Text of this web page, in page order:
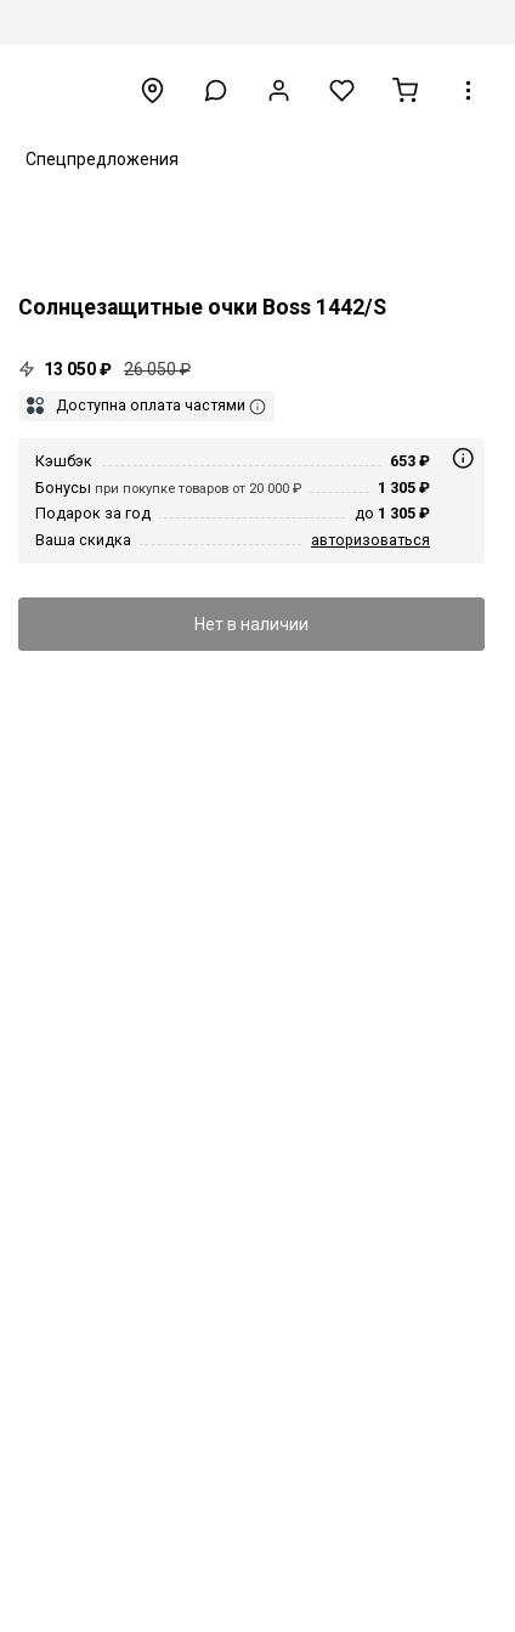
Спецпредложения
Солнцезащитные очки Boss 1442/S
13 050 ₽ 26 050 ₽
Доступна оплата частями
Кэшбэк
653 ₽
Бонусы при покупке товаров от 20 000 ₽
1 305 ₽
Подарок за год
до 1 305 ₽
Ваша скидка
авторизоваться
Нет в наличии